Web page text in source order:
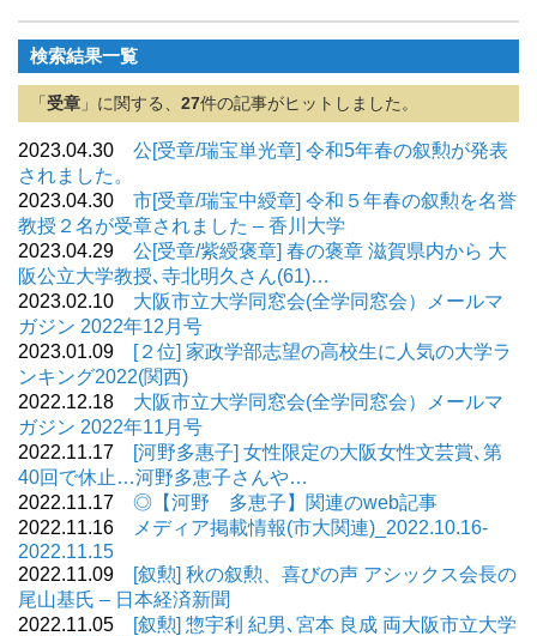
検索結果一覧
「 受章 」に関する、 27件の記事がヒットしました。
2023.04.30 公[受章/瑞宝単光章] 令和5年春の叙勲が発表
されました。
2023.04.30 市[受章/瑞宝中綬章] 令和５年春の叙勲を名誉
教授２名が受章されました – 香川大学
2023.04.29 公[受章/紫綬褒章] 春の褒章 滋賀県内から 大
阪公立大学教授､寺北明久さん(61)…
2023.02.10 大阪市立大学同窓会(全学同窓会）メールマ
ガジン 2022年12月号
2023.01.09
[２位] 家政学部志望の高校生に人気の大学ラ
ンキング2022(関西)
2022.12.18 大阪市立大学同窓会(全学同窓会）メールマ
ガジン 2022年11月号
2022.11.17
[河野多惠子] 女性限定の大阪女性文芸賞､第
40回で休止…河野多恵子さんや…
2022.11.17 ◎【河野 多恵子】関連のweb記事
2022.11.16
メディア掲載情報(市大関連)_2022.10.16-
2022.11.15
2022.11.09
[叙勲] 秋の叙勲、喜びの声 アシックス会長の
尾山基氏 – 日本経済新聞
2022.11.05
[叙勲] 惣宇利 紀男､宮本 良成 両大阪市立大学